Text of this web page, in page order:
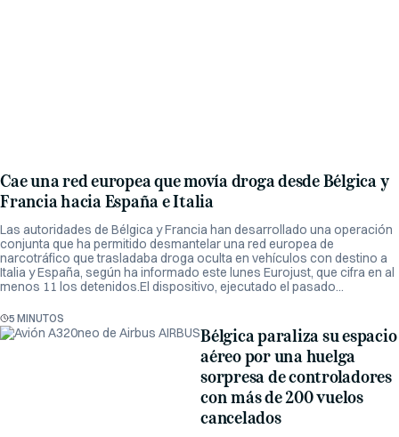
Cae una red europea que movía droga desde Bélgica y
Francia hacia España e Italia
Las autoridades de Bélgica y Francia han desarrollado una operación
conjunta que ha permitido desmantelar una red europea de
narcotráfico que trasladaba droga oculta en vehículos con destino a
Italia y España, según ha informado este lunes Eurojust, que cifra en al
menos 11 los detenidos.El dispositivo, ejecutado el pasado...
5 MINUTOS
Bélgica paraliza su espacio
aéreo por una huelga
sorpresa de controladores
con más de 200 vuelos
cancelados